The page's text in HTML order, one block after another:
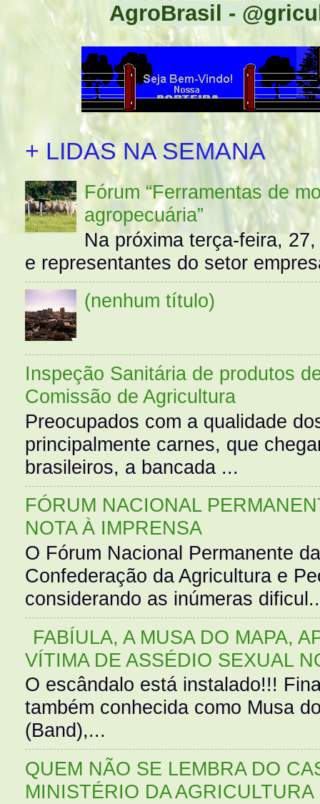
AgroBrasil -
+ LIDAS NA SEMANA
Fórum “Ferramentas de
agropecuária”
Na próxima terça-feira,
e representantes do setor
(nenhum título)
Inspeção Sanitária de produtos
Comissão de Agricultura
Preocupados com a qualidade
principalmente carnes, que
brasileiros, a bancada ...
FÓRUM NACIONAL
NOTA À IMPRENSA
O Fórum Nacional Permanente
Confederação da Agricultura e
considerando as inúmeras
FABÍULA, A MUSA DO MAPA,
VÍTIMA DE ASSÉDIO SEXUAL
O escândalo está instalado!!!
também conhecida como Musa
(Band),...
QUEM NÃO SE LEMBRA DO
MINISTÉRIO DA AGRICULTURA